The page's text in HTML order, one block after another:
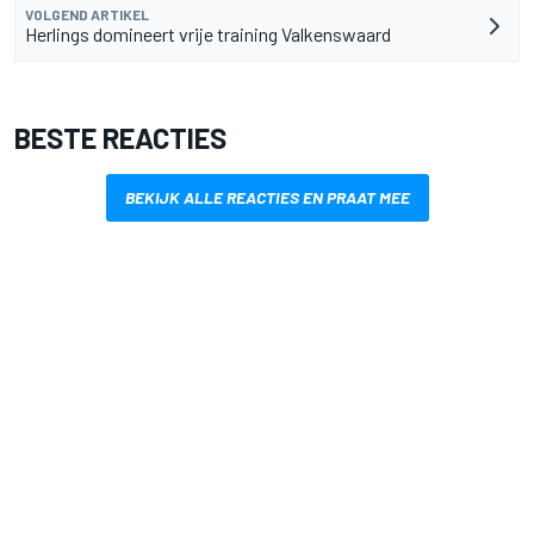
VOLGEND ARTIKEL
Herlings domineert vrije training Valkenswaard
BESTE REACTIES
BEKIJK ALLE REACTIES EN PRAAT MEE